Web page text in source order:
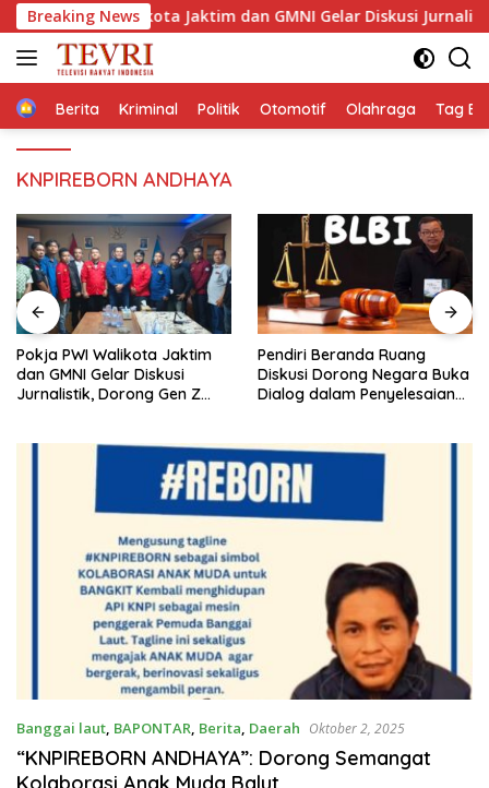
Langsung
ke
konten
Breaking News
PWI Walikota Jaktim dan GMNI Gelar Diskusi Jurnalistik,
HomeBerita Kriminal Politik Otomotif Olahraga Tag
KNPIREBORN ANDHAYA
Pendiri Beranda Ruang
Diskusi Dorong Negara Buka
Dialog dalam Penyelesaian
Membaca Pancasilanomics
melalui warisan Sumitro dan
urgensi UU Perekonomian
Banggai laut, BAPONTAR, Berita, Daerah Oktober 2, 2025
“KNPIREBORN ANDHAYA”: Dorong Semangat